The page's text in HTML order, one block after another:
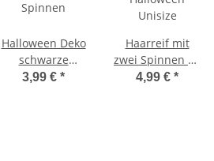
Halloween Deko
schwarze
Spinnen
3,99 € *
Haarreif mit
zwei Spinnen zu
Halloween
4,99 € *